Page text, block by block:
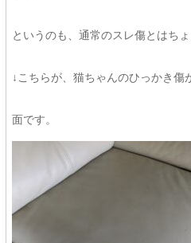
というのも、通常のスレ傷とはちょ
↓こちらが、猫ちゃんのひっかき傷
面です。